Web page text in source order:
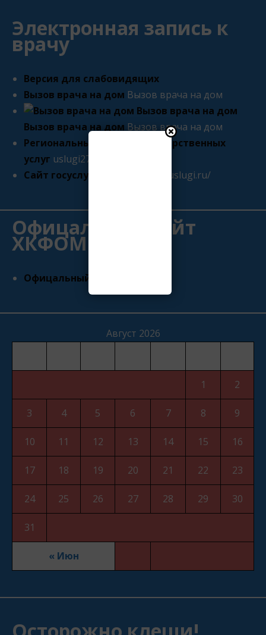
Электронная запись к
врачу
Версия для слабовидящих
Вызов врача на дом Вызов врача на дом
Вызов врача на дом Вызов врача на дом
Региональный портал государственных
услуг uslugi27.ru
Сайт госуслуг
https://www.gosuslugi.ru/
Офицальный сайт
ХКФОМС
Офицальный сайт ХКФОМС
Август 2026
« Июн
1 2
3 4 5 6 7 8 9
10 11 12 13 14 15 16
17 18 19 20 21 22 23
24 25 26 27 28 29 30
31